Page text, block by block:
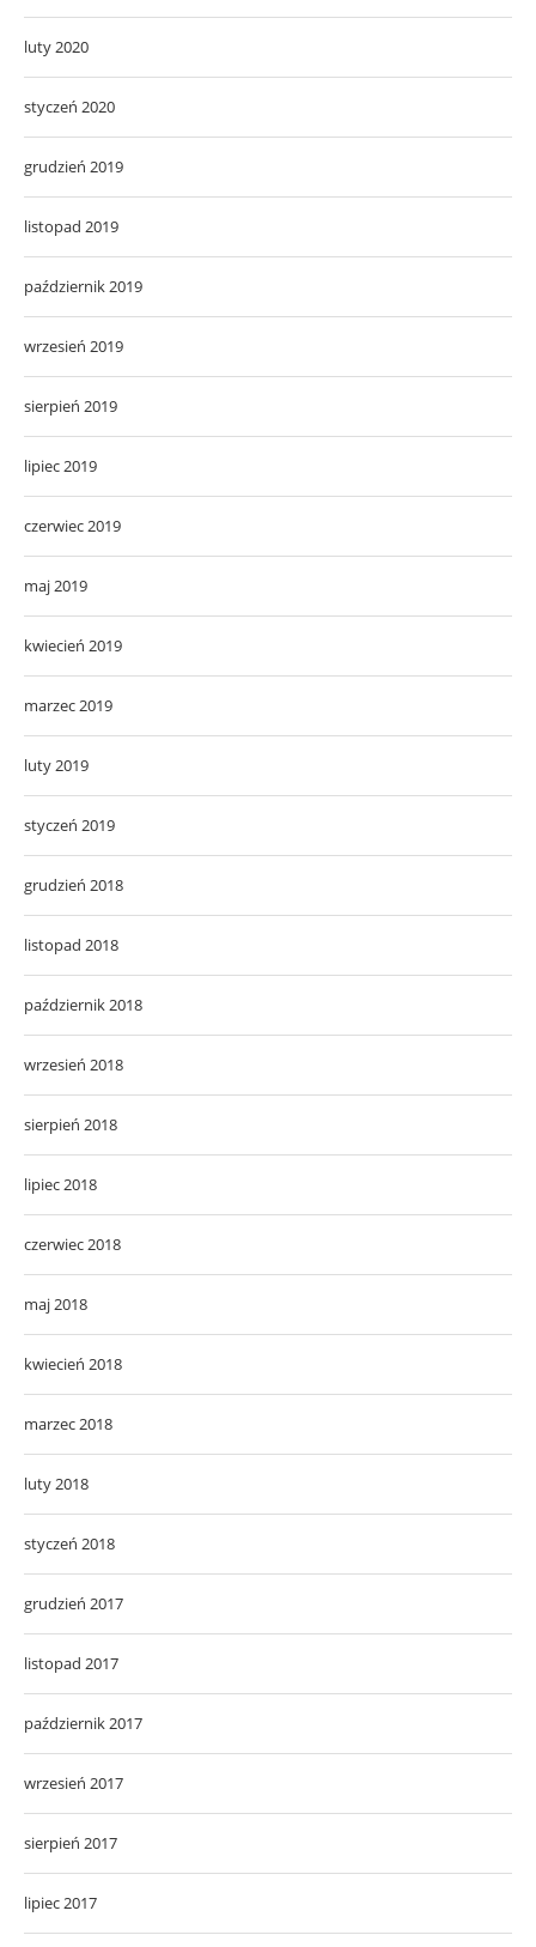
luty 2020
styczeń 2020
grudzień 2019
listopad 2019
październik 2019
wrzesień 2019
sierpień 2019
lipiec 2019
czerwiec 2019
maj 2019
kwiecień 2019
marzec 2019
luty 2019
styczeń 2019
grudzień 2018
listopad 2018
październik 2018
wrzesień 2018
sierpień 2018
lipiec 2018
czerwiec 2018
maj 2018
kwiecień 2018
marzec 2018
luty 2018
styczeń 2018
grudzień 2017
listopad 2017
październik 2017
wrzesień 2017
sierpień 2017
lipiec 2017